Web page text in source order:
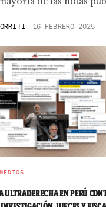
16 FEBRERO 2025
ULTRADERECHA EN PERÚ